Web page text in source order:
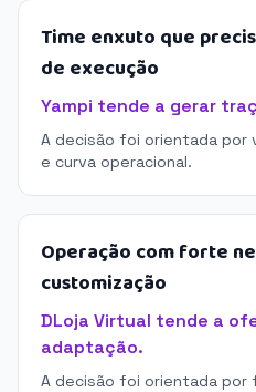
Time enxuto que
de execução
Yampi tende a gerar
A decisão foi orientada por
e curva operacional.
Operação com forte
customização
DLoja Virtual tende a
adaptação.
A decisão foi orientada por